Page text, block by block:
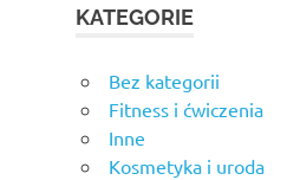
KATEGORIE
Bez kategorii
Fitness i ćwiczenia
Inne
Kosmetyka i uroda